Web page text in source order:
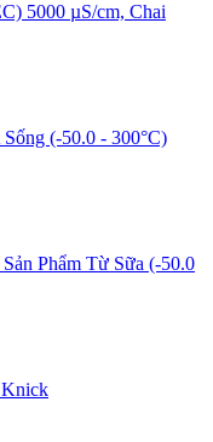
5000 µS/cm, Chai
(-50.0 - 300°C)
Phẩm Từ Sữa (-50.0